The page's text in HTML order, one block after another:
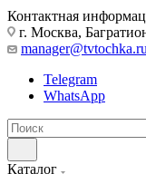
Контактная
г. Москва,
manager@tvtochka.ru
Telegram
WhatsApp
Каталог